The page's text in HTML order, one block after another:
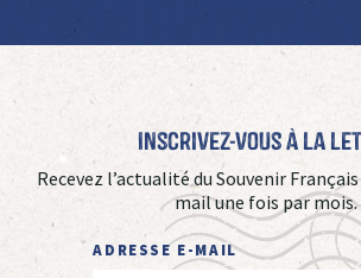
Inscrivez-vous à La
Recevez l’actualité du Souvenir
mail une fois par mois.
ADRESSE E-MAIL